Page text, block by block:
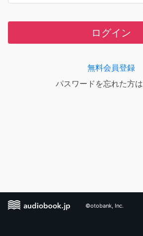
ログイン
無料会員登録
パスワードを忘れた方は
©otobank, Inc.